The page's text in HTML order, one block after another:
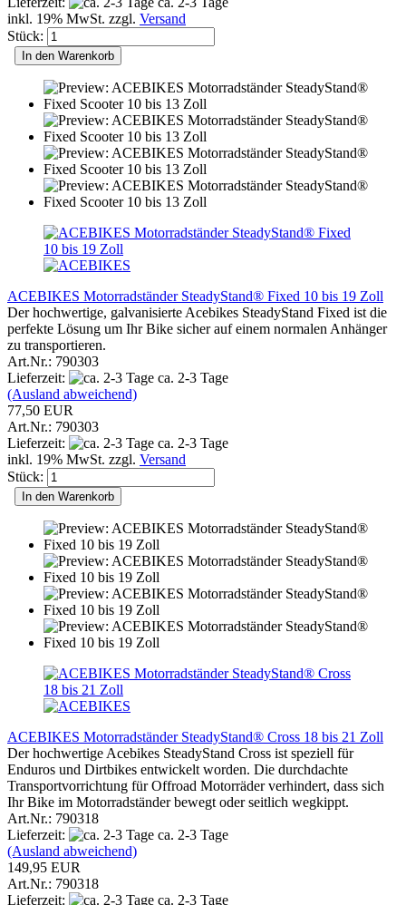
inkl. 19% MwSt. zzgl. Versand
Stück:
In den Warenkorb
ACEBIKES Motorradständer SteadyStand® Fixed 10 bis 19 Zoll
Der hochwertige, galvanisierte Acebikes SteadyStand Fixed ist die
perfekte Lösung um Ihr Bike sicher auf einem normalen Anhänger
zu transportieren.
Art.Nr.: 790303
Lieferzeit:
ca. 2-3 Tage
(Ausland abweichend)
77,50 EUR
Art.Nr.: 790303
Lieferzeit:
ca. 2-3 Tage
inkl. 19% MwSt. zzgl. Versand
Stück:
In den Warenkorb
ACEBIKES Motorradständer SteadyStand® Cross 18 bis 21 Zoll
Der hochwertige Acebikes SteadyStand Cross ist speziell für
Enduros und Dirtbikes entwickelt worden. Die durchdachte
Transportvorrichtung für Offroad Motorräder verhindert, dass sich
Ihr Bike im Motorradständer bewegt oder seitlich wegkippt.
Art.Nr.: 790318
Lieferzeit:
ca. 2-3 Tage
(Ausland abweichend)
149,95 EUR
Art.Nr.: 790318
Lieferzeit:
ca. 2-3 Tage